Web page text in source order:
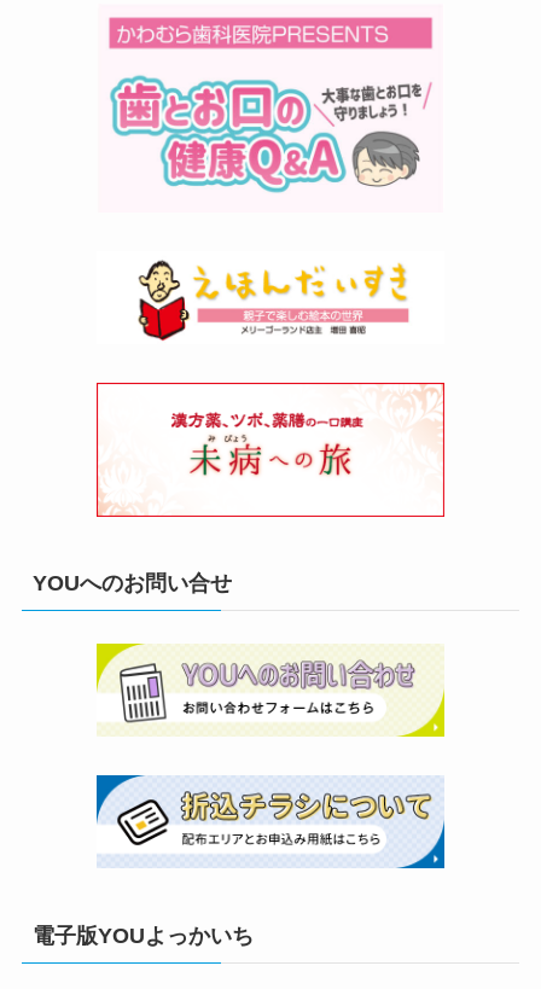
YOUへのお問い合せ
電子版YOUよっかいち